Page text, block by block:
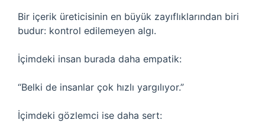
Bir içerik üreticisinin en büyük zayıflıklarından biri
budur: kontrol edilemeyen algı.
İçimdeki insan burada daha empatik:
“Belki de insanlar çok hızlı yargılıyor.”
İçimdeki gözlemci ise daha sert: